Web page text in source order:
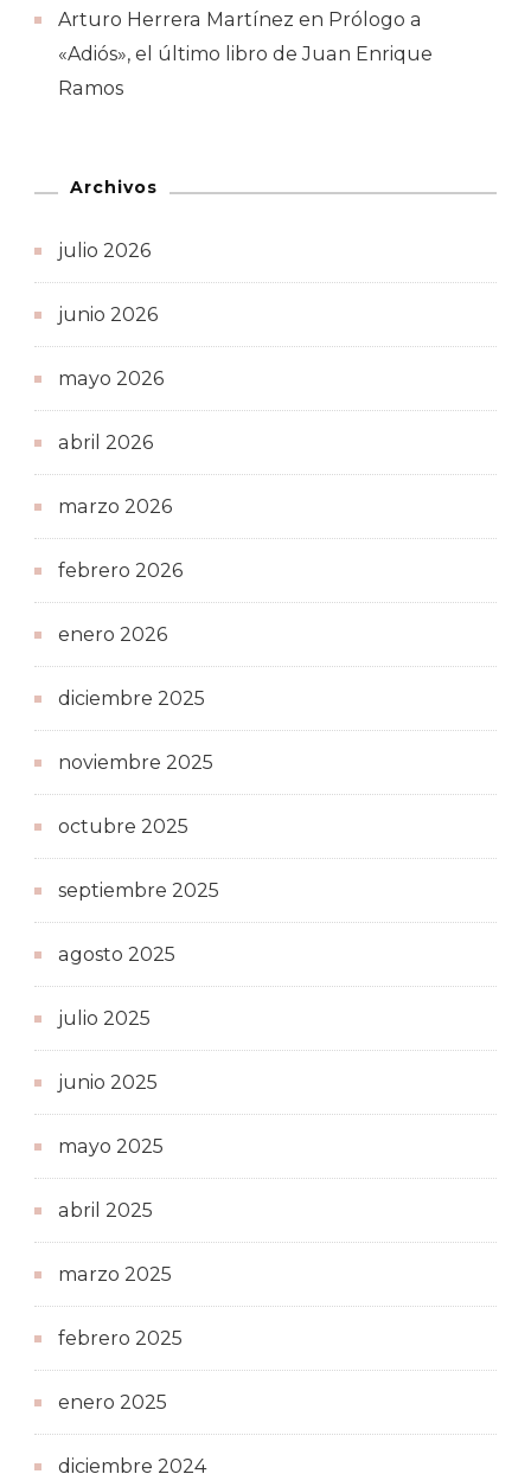
Arturo Herrera Martínez en Prólogo a
«Adiós», el último libro de Juan Enrique
Ramos
Archivos
julio 2026
junio 2026
mayo 2026
abril 2026
marzo 2026
febrero 2026
enero 2026
diciembre 2025
noviembre 2025
octubre 2025
septiembre 2025
agosto 2025
julio 2025
junio 2025
mayo 2025
abril 2025
marzo 2025
febrero 2025
enero 2025
diciembre 2024